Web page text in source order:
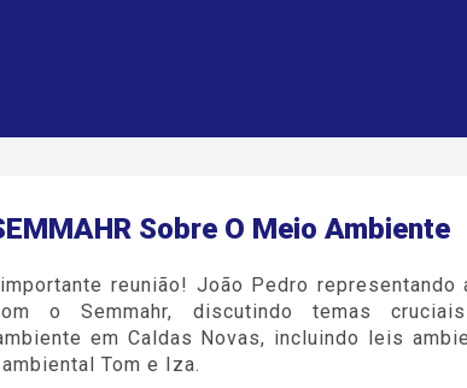
Sobre O Meio Ambiente
reunião! João Pedro representando
o Semmahr, discutindo temas
em Caldas Novas, incluindo leis
Tom e Iza.